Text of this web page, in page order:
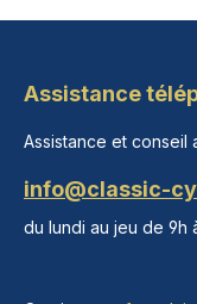
Assistance
Assistance et conseil
info@classic-
du lundi au jeu de 9h